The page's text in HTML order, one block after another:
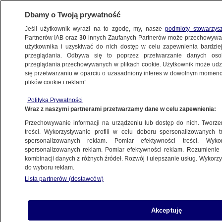
ŚWIAT
ostatnich godzin
9.01.2023, 05:49
Udostępnij
Rosyjska pełnoskalowa inwazja zbrojna na
miastach w obwodzie donieckim, Bachmucie i
Dbamy o Twoją prywatność
Jeśli użytkownik wyrazi na to zgodę, my, naszepodmioty
Partnerów IAB oraz30 innych Zaufanych Partnerów może
użytkownika i uzyskiwać do nich dostęp w celu zapewnienia
przeglądania. Odbywa się to poprzez przetwarzanie danych
przeglądania przechowywanych w plikach cookie. Użytkownik może
się przetwarzaniu w oparciu o uzasadniony interes w dowolnym
plików cookie i reklam”.
Polityka Prywatności
Wraz z naszymi partnerami przetwarzamy dane w celu zapewnienia:
Przechowywanie informacji na urządzeniu lub dostęp do nich.
treści. Wykorzystywanie profili w celu doboru spersonalizowanych
spersonalizowanych reklam. Pomiar efektywności treści.
spersonalizowanych reklam. Pomiar efektywności reklam.
kombinacji danych z różnych źródeł. Rozwój i ulepszanie usług.
do wyboru reklam.
Lista partnerów (dostawców)
Akceptuję